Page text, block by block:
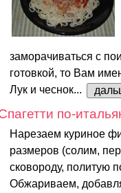
заморачиваться с
готовкой, то Вам
Лук и чеснок...
по-
Нарезаем куриное
размеров (солим,
сковороду, политую
Обжариваем,